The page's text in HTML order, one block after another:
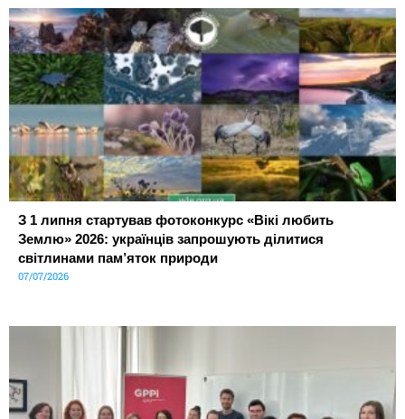
З 1 липня стартував фотоконкурс «Вікі любить
Землю» 2026: українців запрошують ділитися
світлинами пам’яток природи
07/07/2026